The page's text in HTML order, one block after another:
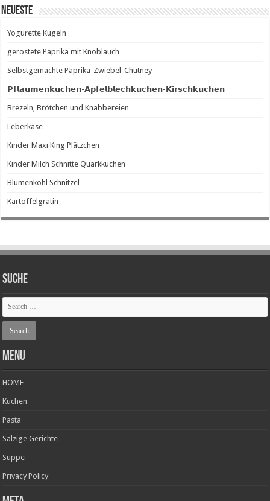
Neueste
Yogurette Kugeln
geröstete Paprika mit Knoblauch
Selbstgemachte Paprika-Zwiebel-Chutney
𝗣𝗳𝗹𝗮𝘂𝗺𝗲𝗻𝗸𝘂𝗰𝗵𝗲𝗻-𝗔𝗽𝗳𝗲𝗹𝗯𝗹𝗲𝗰𝗵𝗸𝘂𝗰𝗵𝗲𝗻-𝗞𝗶𝗿𝘀𝗰𝗵𝗸𝘂𝗰𝗵𝗲𝗻
Brezeln, Brötchen und Knabbereien
Leberkäse
Kinder Maxi King Plätzchen
Kinder Milch Schnitte Quarkkuchen
Blumenkohl Schnitzel
Kartoffelgratin
SUCHE
Menu
HOME
Kuchen
Pasta
Salzige Gerichte
Suppe
Privacy Policy